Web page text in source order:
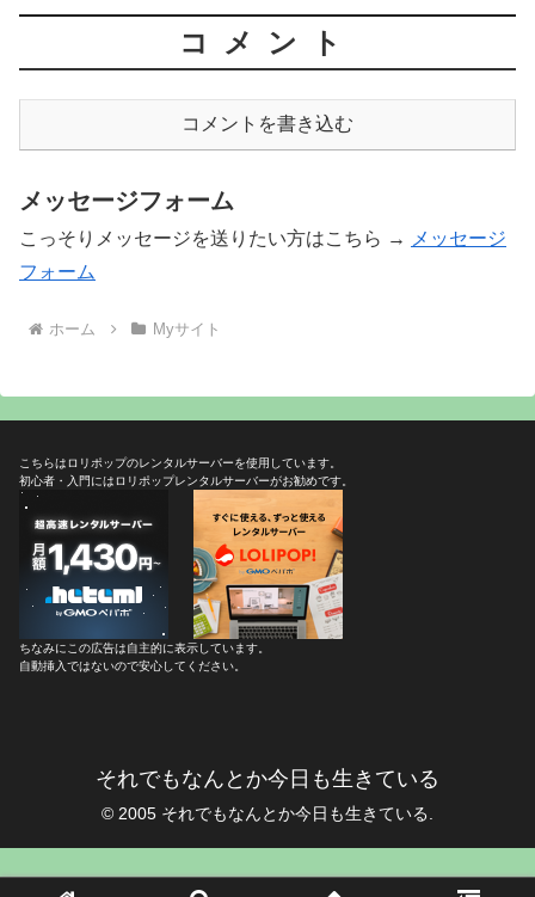
コメント
コメントを書き込む
メッセージフォーム
こっそりメッセージを送りたい方はこちら →
メッセージ
フォーム
ホーム Myサイト
こちらはロリポップのレンタルサーバーを使用しています。
初心者・入門にはロリポップレンタルサーバーがお勧めです。
ちなみにこの広告は自主的に表示しています。
自動挿入ではないので安心してください。
それでもなんとか今日も生きている
© 2005 それでもなんとか今日も生きている.